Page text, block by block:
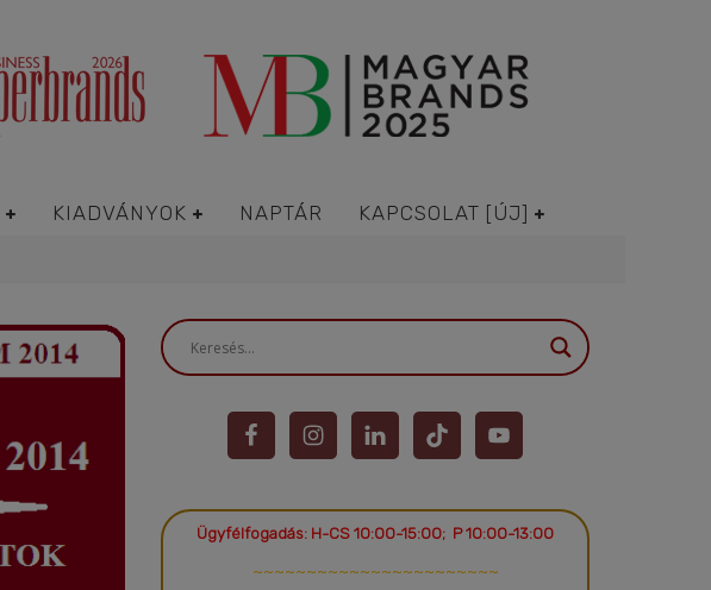
KIADVÁNYOK NAPTÁR KAPCSOLAT [ÚJ]
Ügyfélfogadás: H-CS 10:00-15:00; P 10:00-13:00
~~~~~~~~~~~~~~~~~~~~~~~